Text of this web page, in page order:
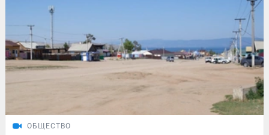
ОБЩЕСТВО